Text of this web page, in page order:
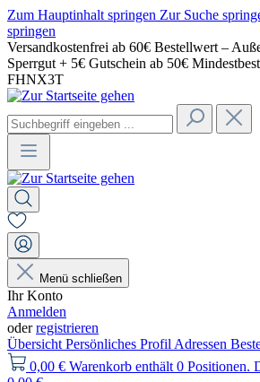
Zum Hauptinhalt springen Zur Suche
springen
Versandkostenfrei ab 60€ Bestellwert –
Sperrgut + 5€ Gutschein ab 50€
FHNX3T
Menü schließen
Ihr Konto
Anmelden
oderregistrieren
Übersicht Persönliches Profil Adressen
0,00 € Warenkorb enthält 0 Positionen.